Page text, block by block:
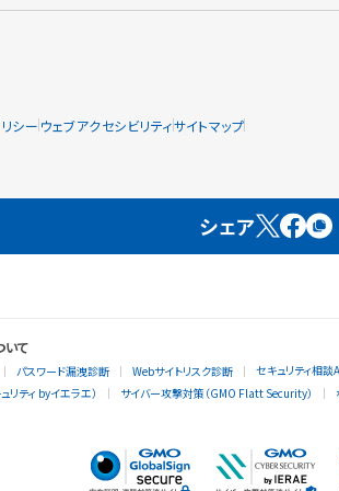
シー ウェブアクセシビリティサイトマップ
シェア
いて
パスワード漏洩診断 Webサイトリスク診断
セキュリティ相談
ティ byイエラエ） サイバー攻撃対策（GMO Flatt Security）